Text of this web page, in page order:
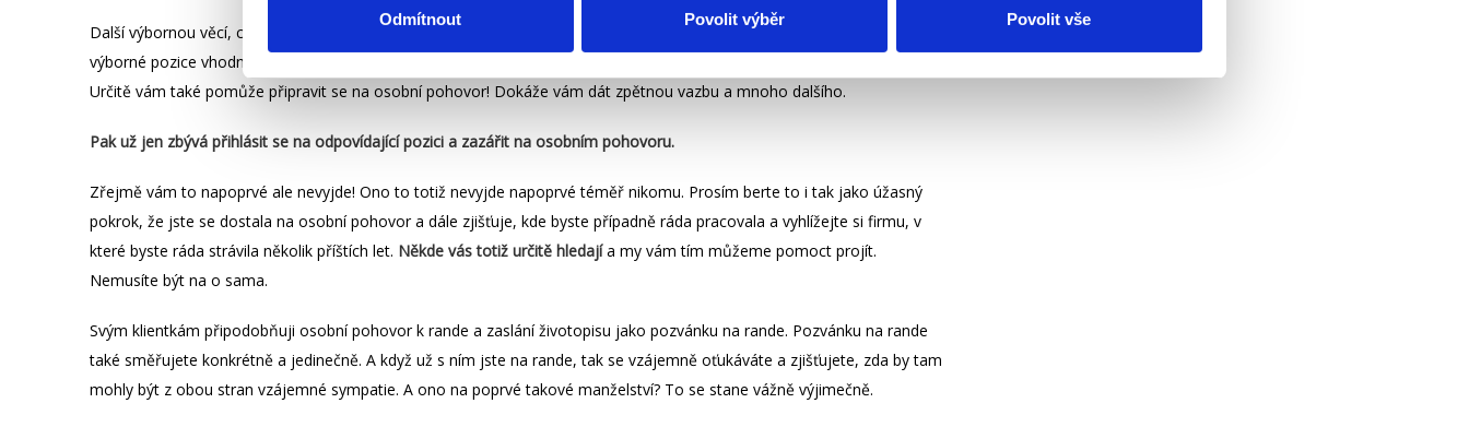
Odmítnout Povolit výběr Povolit vše
Další výbornou věcí, co můžete udělat, jeporadit se s odborníkem
! Zkušený personalista vás bude umět navést na
výborné pozice vhodné přímo pro vás, umí pomoci se sebevědomím, připomene vám vaši důležitost a jedinečnost.
Určitě vám také pomůže připravit se na osobní pohovor! Dokáže vám dát zpětnou vazbu a mnoho dalšího.
Pak už jen zbývá přihlásit se na odpovídající pozici a zazářit na osobním pohovoru.
Zřejmě vám to napoprvé ale nevyjde! Ono to totiž nevyjde napoprvé téměř nikomu. Prosím berte to i tak jako úžasný
pokrok, že jste se dostala na osobní pohovor a dále zjišťuje, kde byste případně ráda pracovala a vyhlížejte si firmu, v
které byste ráda strávila několik příštích let. Někde vás totiž určitě hledajía my vám tím můžeme pomoct projít.
Nemusíte být na o sama.
Svým klientkám připodobňuji osobní pohovor k rande a zaslání životopisu jako pozvánku na rande. Pozvánku na rande
také směřujete konkrétně a jedinečně. A když už s ním jste na rande, tak se vzájemně oťukáváte a zjišťujete, zda by tam
mohly být z obou stran vzájemné sympatie. A ono na poprvé takové manželství? To se stane vážně výjimečně.